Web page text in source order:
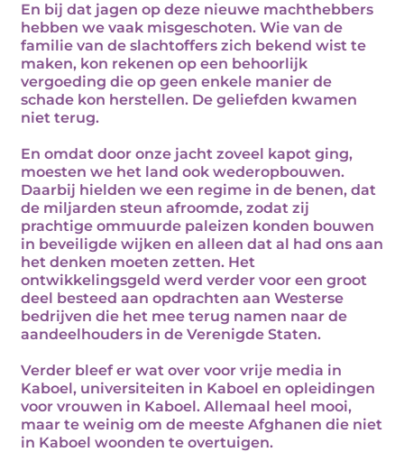
En bij dat jagen op deze nieuwe machthebbers
hebben we vaak misgeschoten. Wie van de
familie van de slachtoffers zich bekend wist te
maken, kon rekenen op een behoorlijk
vergoeding die op geen enkele manier de
schade kon herstellen. De geliefden kwamen
niet terug.
En omdat door onze jacht zoveel kapot ging,
moesten we het land ook wederopbouwen.
Daarbij hielden we een regime in de benen, dat
de miljarden steun afroomde, zodat zij
prachtige ommuurde paleizen konden bouwen
in beveiligde wijken en alleen dat al had ons aan
het denken moeten zetten. Het
ontwikkelingsgeld werd verder voor een groot
deel besteed aan opdrachten aan Westerse
bedrijven die het mee terug namen naar de
aandeelhouders in de Verenigde Staten.
Verder bleef er wat over voor vrije media in
Kaboel, universiteiten in Kaboel en opleidingen
voor vrouwen in Kaboel. Allemaal heel mooi,
maar te weinig om de meeste Afghanen die niet
in Kaboel woonden te overtuigen.